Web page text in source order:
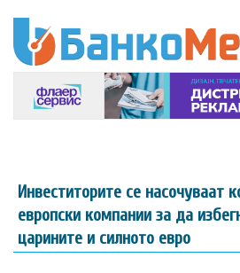
Инвеститорите се насочуваат
европски компании за да
царините и силното евро